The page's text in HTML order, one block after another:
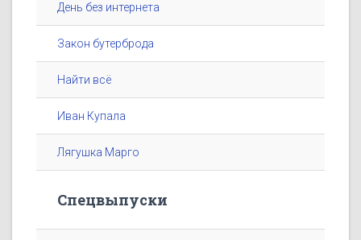
День без интернета
Закон бутерброда
Найти всё
Иван Купала
Лягушка Марго
Спецвыпуски